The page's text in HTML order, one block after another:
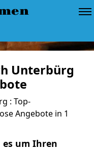
Unterbürg
: Top-
Angebote in 1
um Ihren